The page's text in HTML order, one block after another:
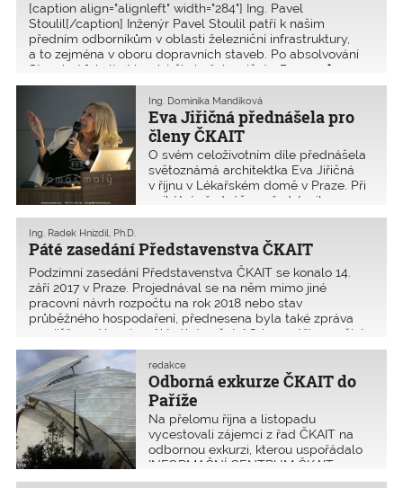
[caption align="alignleft" width="284"] Ing. ­Pavel
Stoulil[/caption] Inženýr ­Pavel Stoulil patří k našim
předním odborníkům v oblasti železniční infrastruktury,
a to zejména v oboru dopravních staveb. Po absolvování
Stavební fakulty Vysoké školy železniční v Praze v�
Eva Jiřičná přednášela pro
členy ČKAIT
Ing. Dominika Mandíková
O svém celoživotním díle přednášela
světoznámá architektka Eva Jiřičná
v říjnu v Lékařském domě v Praze. Při
unikátní přednášce představila
s vysokým elánem své realizované
posluchače nadhledem, přístupem
Páté zasedání Představenstva ČKAIT
Ing. Radek Hnízdil, Ph.D.
Podzimní zasedání Představenstva ČKAIT se konalo 14.
září 2017 v Praze. Projednával se na něm mimo jiné
pracovní návrh rozpočtu na rok 2018 nebo stav
průběžného hospodaření, přednesena byla také zpráva
z pojišťovací komise. Aktuální počet AO k 12. září 2017 činí
Odborná exkurze ČKAIT do
Paříže
redakce
Na přelomu října a listopadu
vycestovali zájemci z řad ČKAIT na
odbornou exkurzi, kterou uspořádalo
INFORMAČNÍ CENTRUM ČKAIT s.r.o.
Zástupce společnosti Sipral,